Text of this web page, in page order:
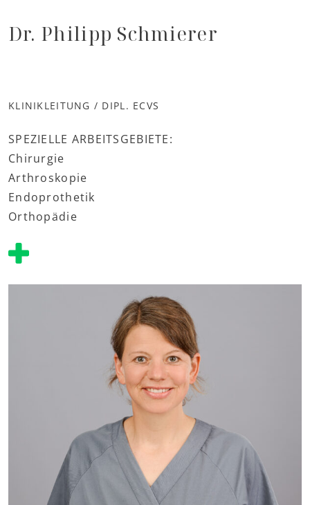
Dr. Philipp Schmierer
KLINIKLEITUNG / DIPL. ECVS
SPEZIELLE ARBEITSGEBIETE:
Chirurgie
Arthroskopie
Endoprothetik
Orthopädie